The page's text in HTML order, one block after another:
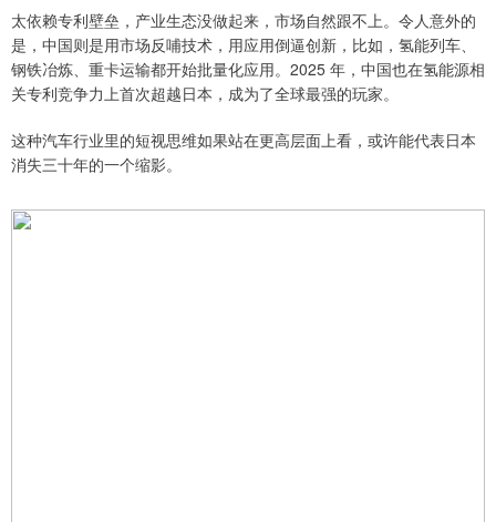
太依赖专利壁垒，产业生态没做起来，市场自然跟不上。令人意外的
是，中国则是用市场反哺技术，用应用倒逼创新，比如，氢能列车、
钢铁冶炼、重卡运输都开始批量化应用。2025 年，中国也在氢能源相
关专利竞争力上首次超越日本，成为了全球最强的玩家。
这种汽车行业里的短视思维如果站在更高层面上看，或许能代表日本
消失三十年的一个缩影。